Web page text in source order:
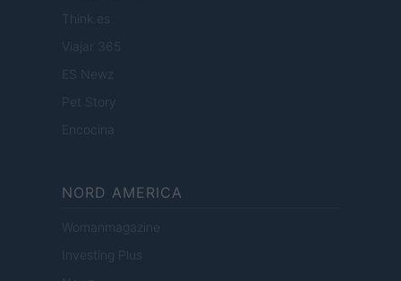
Think.es
Viajar 365
ES Newz
Pet Story
Encocina
NORD AMERICA
Womanmagazine
Investing Plus